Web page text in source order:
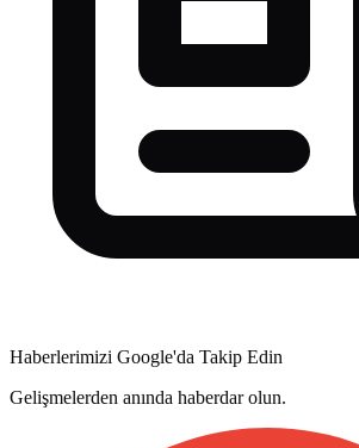
Haberlerimizi Google'da Takip Edin
Gelişmelerden anında haberdar olun.